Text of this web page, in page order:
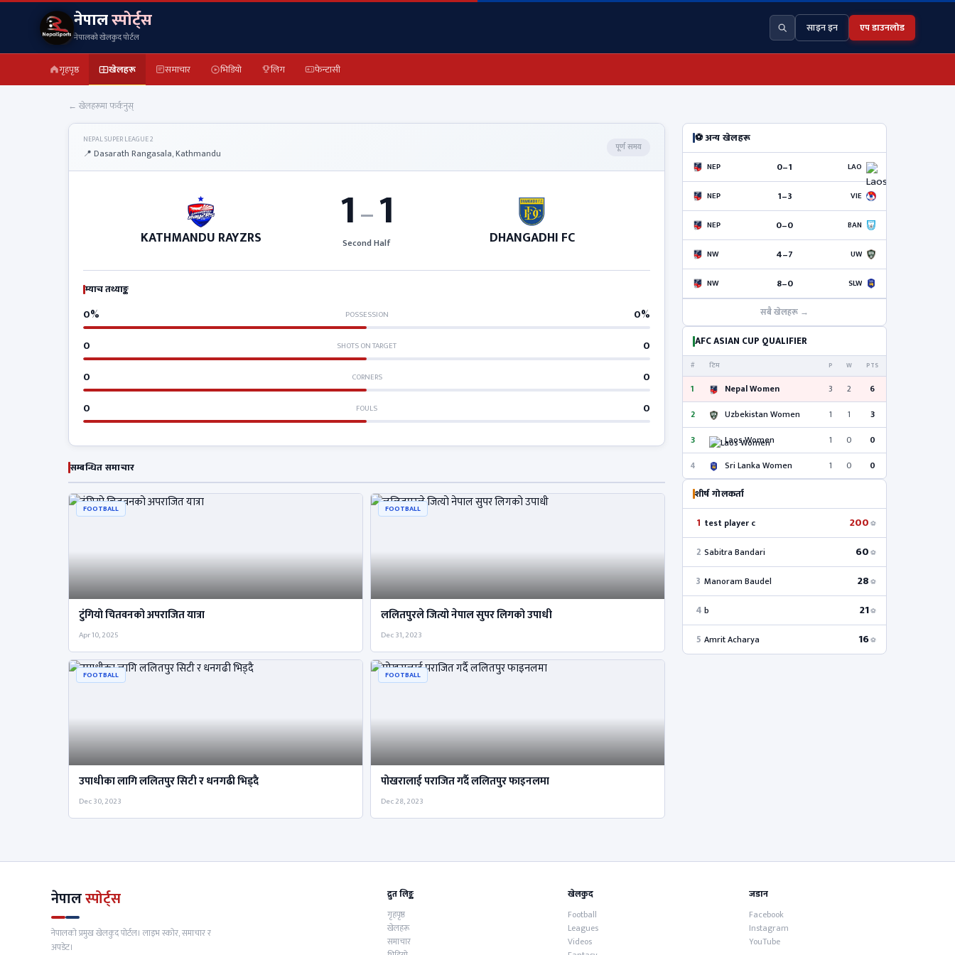
नेपालस्पोर्ट्स
नेपालको खेलकुद पोर्टल
साइन इन एप डाउनलोड
गृहपृष्ठ खेलहरू समाचार भिडियो लिग फेन्टासी
← खेलहरूमा फर्कनुस्
NEPAL SUPER LEAGUE 2
📍 Dasarath Rangasala, Kathmandu पूर्ण समय
KATHMANDU RAYZRS 1–1
Second Half DHANGADHI FC
म्याच तथ्याङ्क
0% POSSESSION
0%
0
SHOTS ON TARGET
0
0
CORNERS
0
0
FOULS 0
सम्बन्धित समाचार
FOOTBALL
टुंगियो चितवनको अपराजित यात्रा
Apr 10, 2025
FOOTBALL
ललितपुरले जित्यो नेपाल सुपर लिगको उपाधी
Dec 31, 2023
FOOTBALL
उपाधीका लागि ललितपुर सिटी र धनगढी भिड्दै
Dec 30, 2023
FOOTBALL
पोखरालाई पराजित गर्दै ललितपुर फाइनलमा
Dec 28, 2023
⚽ अन्य खेलहरू
NEP 0–1 LAO
NEP 1–3 VIE
NEP 0–0 BAN
NW 4–7 UW
NW 8–0 SLW
सबै खेलहरू →
AFC ASIAN CUP QUALIFIER
# टिम P W PTS
1 Nepal Women 3 2
6
2
Uzbekistan Women 1 1
3
3
Laos Women 1 0
0
4
Sri Lanka Women 1 0 0
शीर्ष गोलकर्ता
1 test player c 200 ⚽
2 Sabitra Bandari 60 ⚽
3 Manoram Baudel 28 ⚽
4 b 21⚽
5 Amrit Acharya 16⚽
नेपालस्पोर्ट्स
नेपालको प्रमुख खेलकुद पोर्टल। लाइभ स्कोर, समाचार र
अपडेट।
द्रुत लिङ्क
गृहपृष्ठ
खेलहरू
समाचार
खेलकुद
Football
Leagues
Videos
जडान
Facebook
Instagram
YouTube